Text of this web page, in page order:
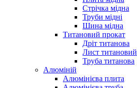
Стрічка мідна
Труби мідні
Шина мідна
Титановий прокат
Дріт титанова
Лист титановий
Труба титанова
Алюміній
Алюмінієва плита